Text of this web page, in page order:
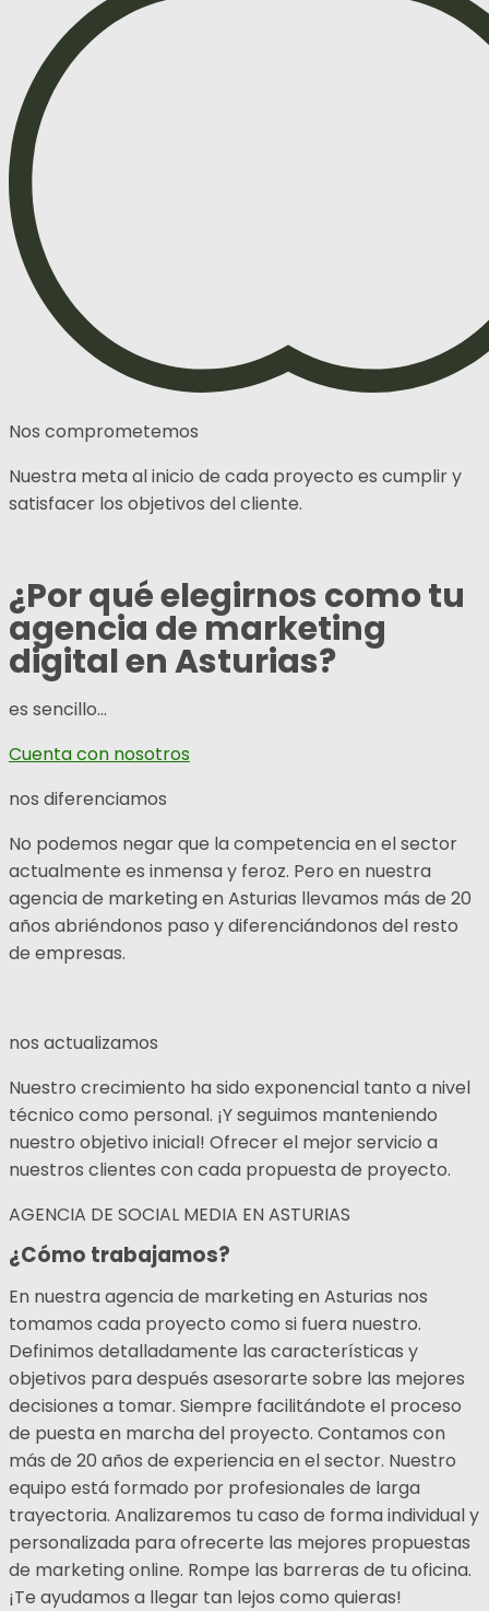
Nos comprometemos
Nuestra meta al inicio de cada proyecto es cumplir y
satisfacer los objetivos del cliente.
¿Por qué elegirnos como tu
agencia de marketing
digital en Asturias?
es sencillo…
Cuenta con nosotros
nos diferenciamos
No podemos negar que la competencia en el sector
actualmente es inmensa y feroz. Pero en nuestra
agencia de marketing en Asturias llevamos más de 20
años abriéndonos paso y diferenciándonos del resto
de empresas.
nos actualizamos
Nuestro crecimiento ha sido exponencial tanto a nivel
técnico como personal. ¡Y seguimos manteniendo
nuestro objetivo inicial! Ofrecer el mejor servicio a
nuestros clientes con cada propuesta de proyecto.
AGENCIA DE SOCIAL MEDIA EN ASTURIAS
¿Cómo trabajamos?
En nuestra agencia de marketing en Asturias nos
tomamos cada proyecto como si fuera nuestro.
Definimos detalladamente las características y
objetivos para después asesorarte sobre las mejores
decisiones a tomar. Siempre facilitándote el proceso
de puesta en marcha del proyecto. Contamos con
más de 20 años de experiencia en el sector. Nuestro
equipo está formado por profesionales de larga
trayectoria. Analizaremos tu caso de forma individual y
personalizada para ofrecerte las mejores propuestas
de marketing online. Rompe las barreras de tu oficina.
¡Te ayudamos a llegar tan lejos como quieras!